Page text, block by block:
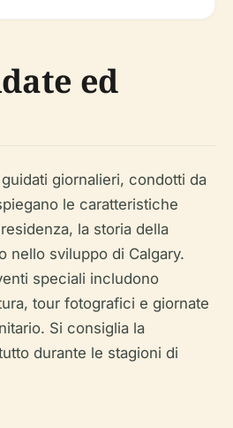
ed
giornalieri, condotti da
le caratteristiche
la storia della
nello sviluppo di Calgary.
speciali includono
tour fotografici e giornate
Si consiglia la
durante le stagioni di